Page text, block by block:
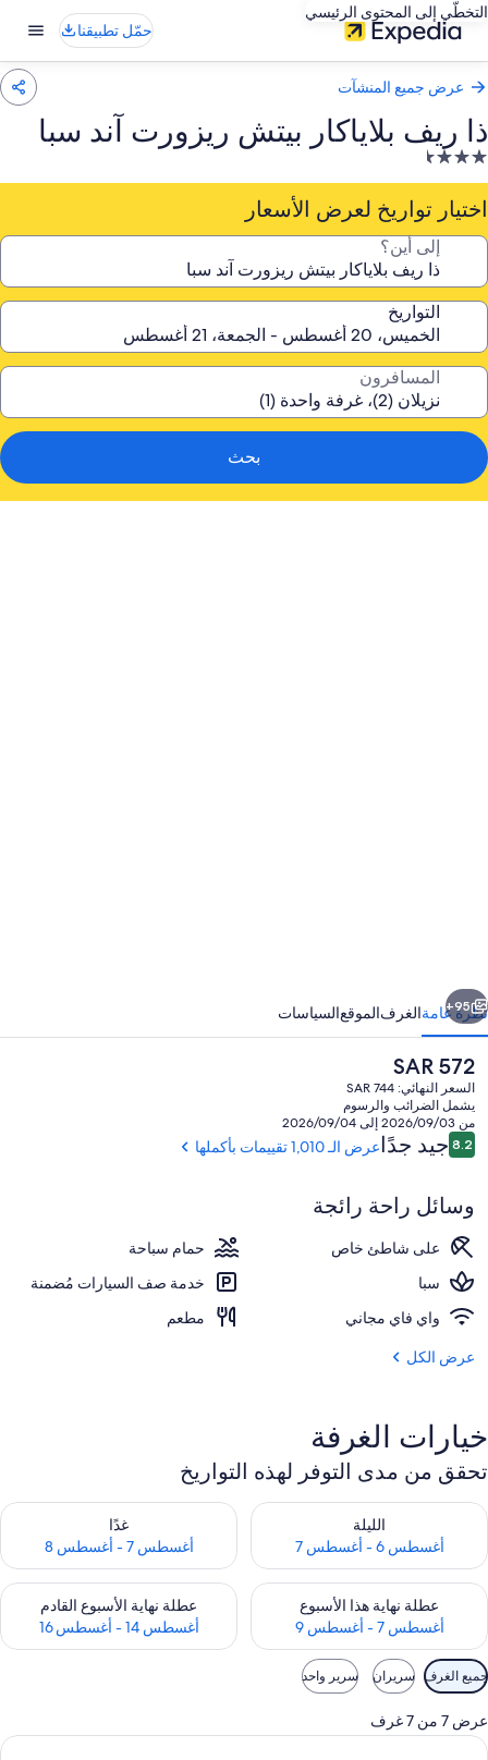
التخطّي إلى المحتوى الرئيسي
حمّل تطبيقنا
عرض جميع المنشآت
ذا ريف بلاياكار بيتش ريزورت آند سبا
منشأة
فندقية
مصنفة
3.5
اختيار تواريخ لعرض الأسعار
إلى أين؟
التواريخ
المسافرون
بحث
سبا
شاطئ خاص، رمال بيضاء، كراسي
التالي
95+
نظرة عامةالغرفالموقعالسياسات
السعر
الحالي
هو
SAR
572
SAR 572
السعر النهائي: SAR 744
يشمل الضرائب والرسوم
من 2026/09/03 إلى 2026/09/04
التقييمات
8.28.2 من 10جيد جدًاعرض الـ 1,010 تقييمات بأكملها
وسائل راحة رائجة
على شاطئ خاص
حمام سباحة
سبا
خدمة صف السيارات مُضمنة
واي فاي مجاني
مطعم
عرض الكل
خيارات الغرفة
تحقق من مدى التوفر لهذه التواريخ
الليلة
أغسطس 6 - أغسطس 7
تحقق من مدى التوفر لليلة للفترة أغسطس 6 - أغسطس 7
غدًا
أغسطس 7 - أغسطس 8
تحقق من مدى التوفر لغد للفترة أغسطس
عطلة نهاية هذا الأسبوع
أغسطس 7 - أغسطس 9
تحقق من مدى التوفر لعطلة نهاية هذا الأسبوع للفترة أغسطس 7 - أغسطس 9
عطلة نهاية الأسبوع القادم
أغسطس 14 - أغسطس 16
تحقق من مدى التوفر لعطلة نهاية
عوامل
التصفية
المتاحة
للغرف
جميع الغرف سريران سرير واحد
عرض 7 من 7 غرف